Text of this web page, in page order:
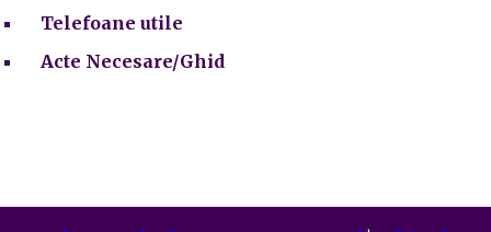
Telefoane utile
Acte Necesare/Ghid